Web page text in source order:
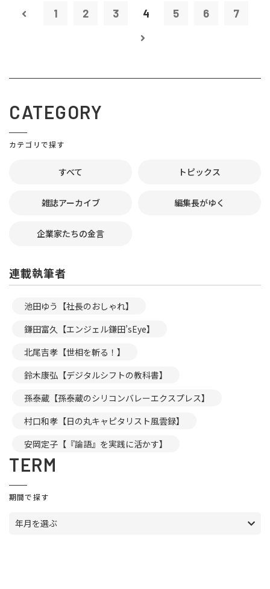
1 2 3 4 5 6 7
CATEGORY
カテゴリで探す
すべて トピックス
雑誌アーカイブ 編集長がゆく
企業家たちの金言
連載執筆者
池田ゆう【社長のおしゃれ】
鎌田富久【エンジェル鎌田’sEye】
北尾吉孝【世相を斬る！】
鈴木康弘【デジタルシフトの教科書】
孫泰蔵【孫泰蔵のシリコンバレーエクスプレス】
村口和孝【日の丸キャピタリスト風雲録】
安岡定子【『論語』を実践に活かす】
TERM
期間で探す
年月を選ぶ